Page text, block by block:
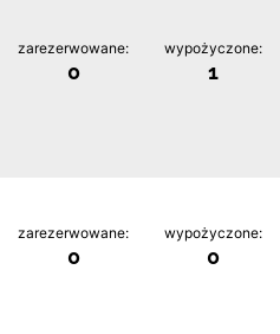
zarezerwowane:
0
wypożyczone:
1
zarezerwowane:
0
wypożyczone:
0